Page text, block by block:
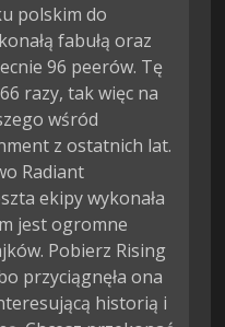
polskim do
fabułą oraz
96 peerów. Tę
razy, tak więc na
wśród
z ostatnich lat.
Radiant
ekipy wykonała
jest ogromne
Pobierz Rising
przyciągnęła ona
historią i